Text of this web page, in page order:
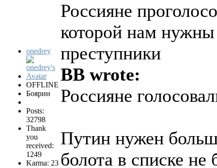
onedrey
OFFLINE
Боярин
Posts:
32798
Thank
you
received:
1249
Karma: 23
Россияне
которой нам
преступники
BB wrote:
Россияне
Путин нужен
болота в списке не